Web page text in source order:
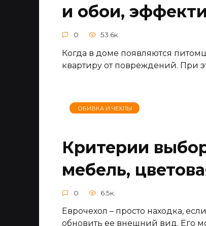
и обои,
0 53.6к.
Когда в доме появляются
квартиру от повреждений. При
ОБИВКА И ЧЕХЛЫ
Критерии
мебель,
0 6.5к.
Еврочехол – просто находка,
обновить ее внешний вид. Его